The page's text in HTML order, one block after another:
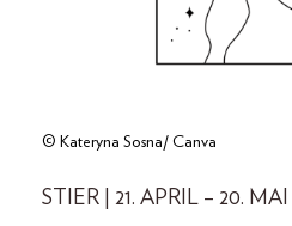
© Kateryna Sosna/ Canva
STIER | 21. APRIL – 20. MAI